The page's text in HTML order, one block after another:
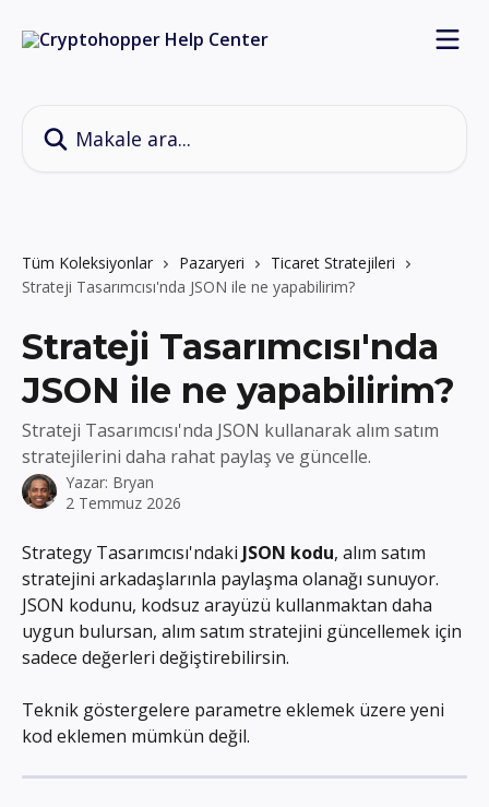
Tüm Koleksiyonlar Pazaryeri
Ticaret Stratejileri
Strateji Tasarımcısı'nda JSON ile ne yapabilirim?
Strateji Tasarımcısı'nda
JSON ile ne yapabilirim?
Strateji Tasarımcısı'nda JSON kullanarak alım satım
stratejilerini daha rahat paylaş ve güncelle.
Yazar: Bryan
2 Temmuz 2026
Strategy Tasarımcısı'ndaki JSON kodu, alım satım
stratejini arkadaşlarınla paylaşma olanağı sunuyor.
JSON kodunu, kodsuz arayüzü kullanmaktan daha
uygun bulursan, alım satım stratejini güncellemek için
sadece değerleri değiştirebilirsin.
Teknik göstergelere parametre eklemek üzere yeni
kod eklemen mümkün değil.